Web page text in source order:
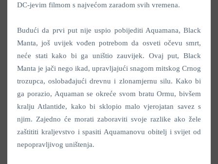
DC-jevim filmom s najvećom zaradom svih vremena.
Budući da prvi put nije uspio pobijediti Aquamana, Black
Manta, još uvijek vođen potrebom da osveti očevu smrt,
neće stati kako bi ga uništio zauvijek. Ovaj put, Black
Manta je jači nego ikad, upravljajući snagom mitskog Crnog
trozupca, oslobađajući drevnu i zlonamjernu silu. Kako bi
ga porazio, Aquaman se okreće svom bratu Ormu, bivšem
kralju Atlantide, kako bi sklopio malo vjerojatan savez s
njim. Zajedno će morati zaboraviti svoje razlike ako žele
zaštititi kraljevstvo i spasiti Aquamanovu obitelj i svijet od
nepopravljivog uništenja.